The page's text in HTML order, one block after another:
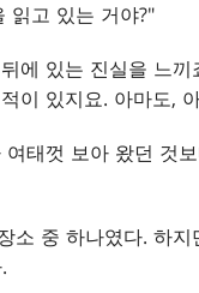
읽고 있는 거야?"
에 있는 진실을 느
이 있지요. 아마도,
태껏 보아 왔던 것
소 중 하나였다. 하